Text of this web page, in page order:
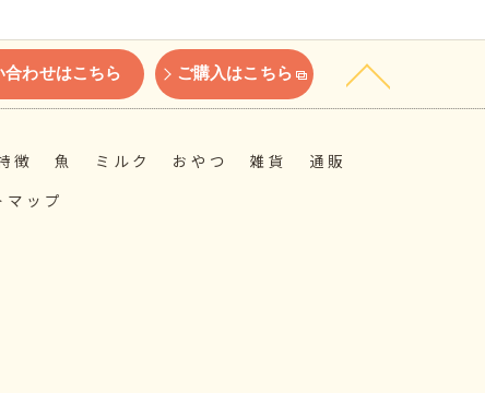
合わせはこちら ご購入はこちら
徴 魚 ミルク おやつ 雑貨 通販
マップ